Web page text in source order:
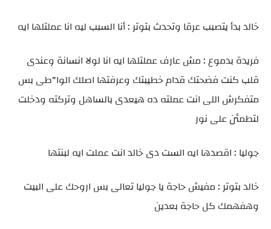
خالد بدأ يتصبب عرقا وتحدث بتوتر : أنا السبب ليه انا عملتلها ايه
فريدة بدموع : مش عارف عملتلها ايه انا لولا انسانة وعندى
قلب كنت فضحتك قدام خطيبتك وعرفتها اصلك الوا"طى بس
متفكرش اللى انت عملته ده هيعدى بالساهل وتركته ودخلت
لتطمئن على نور
جوليا : اقصدها ايه الست دى خالد انت عملت ايه لبنتها
خالد بتوتر : مفيش حاجة يا جوليا تعالى بس اروحك على البيت
وهفهمك كل حاجة بعدين